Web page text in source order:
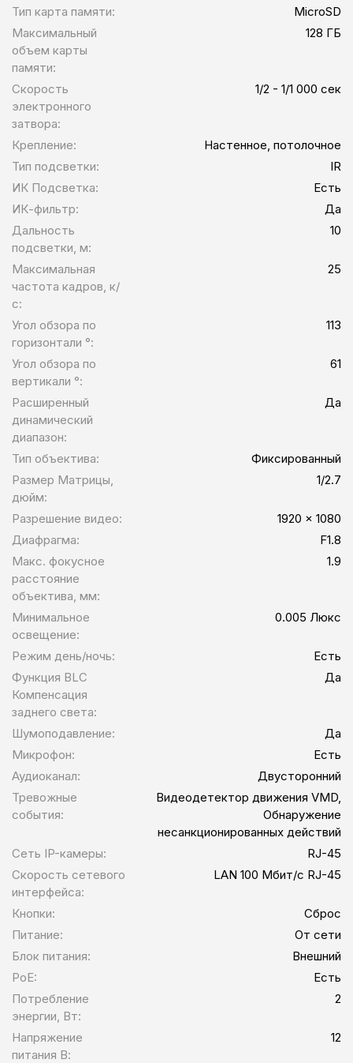
Тип карта памяти:
MicroSD
Максимальный
объем карты
памяти:
128 ГБ
Скорость
электронного
затвора:
1/2 - 1/1 000 сек
Крепление:
Настенное, потолочное
Тип подсветки:
IR
ИК Подсветка:
Есть
ИК-фильтр:
Да
Дальность
подсветки, м:
10
Максимальная
частота кадров, к/
с:
25
Угол обзора по
горизонтали °:
113
Угол обзора по
вертикали °:
61
Расширенный
динамический
диапазон:
Да
Тип объектива:
Фиксированный
Размер Матрицы,
дюйм:
1/2.7
Разрешение видео:
1920 x 1080
Диафрагма:
F1.8
Макс. фокусное
расстояние
объектива, мм:
1.9
Минимальное
освещение:
0.005 Люкс
Режим день/ночь:
Есть
Функция BLC
Компенсация
заднего света:
Да
Шумоподавление:
Да
Микрофон:
Есть
Аудиоканал:
Двусторонний
Тревожные
события:
Видеодетектор движения VMD,
Обнаружение
несанкционированных действий
Сеть IP-камеры:
RJ-45
Скорость сетевого
интерфейса:
LAN 100 Мбит/с RJ-45
Кнопки:
Сброс
Питание:
От сети
Блок питания:
Внешний
PoE:
Есть
Потребление
энергии, Вт:
2
Напряжение
питания В:
12